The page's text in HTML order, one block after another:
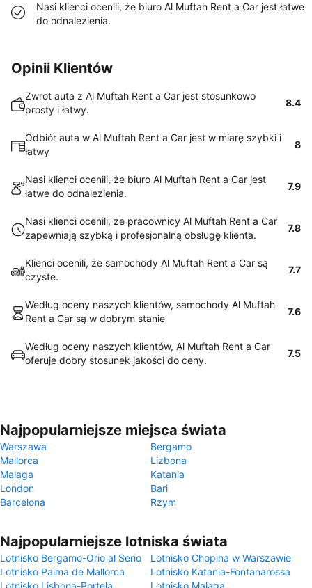
Nasi klienci ocenili, że biuro Al Muftah Rent a Car jest łatwe
do odnalezienia.
Opinii Klientów
Zwrot auta z Al Muftah Rent a Car jest stosunkowo
prosty i łatwy.
8.4
Odbiór auta w Al Muftah Rent a Car jest w miarę szybki i
łatwy
8
Nasi klienci ocenili, że biuro Al Muftah Rent a Car jest
łatwe do odnalezienia.
7.9
Nasi klienci ocenili, że pracownicy Al Muftah Rent a Car
zapewniają szybką i profesjonalną obsługę klienta.
7.8
Klienci ocenili, że samochody Al Muftah Rent a Car są
czyste.
7.7
Według oceny naszych klientów, samochody Al Muftah
Rent a Car są w dobrym stanie
7.6
Według oceny naszych klientów, Al Muftah Rent a Car
oferuje dobry stosunek jakości do ceny.
7.5
Najpopularniejsze miejsca świata
Warszawa
Bergamo
Mallorca
Lizbona
Malaga
Katania
London
Bari
Barcelona
Rzym
Najpopularniejsze lotniska świata
Lotnisko Bergamo-Orio al Serio
Lotnisko Chopina w Warszawie
Lotnisko Palma de Mallorca
Lotnisko Katania-Fontanarossa
Lotnisko Lisbona-Portela
Lotnisko Malaga